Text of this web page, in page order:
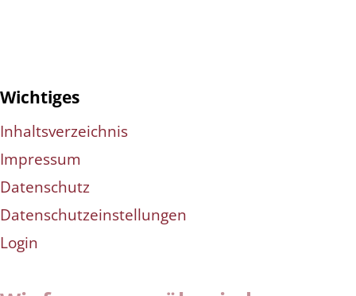
Wichtiges
Inhaltsverzeichnis
Impressum
Datenschutz
Datenschutzeinstellungen
Login